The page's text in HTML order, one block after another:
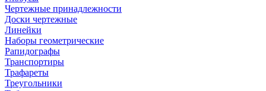
Чертежные принадлежности
Доски чертежные
Линейки
Наборы геометрические
Рапидографы
Транспортиры
Трафареты
Треугольники